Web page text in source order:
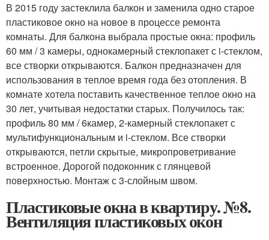
В 2015 году застеклила балкон и заменила одно старое
пластиковое окно на новое в процессе ремонта
комнаты. Для балкона выбрала простые окна: профиль
60 мм / 3 камеры, однокамерный стеклопакет с i-стеклом,
все створки открываются. Балкон предназначен для
использования в теплое время года без отопления. В
комнате хотела поставить качественное теплое окно на
30 лет, учитывая недостатки старых. Получилось так:
профиль 80 мм / 6камер, 2-камерный стеклопакет с
мультифункциональным и i-стеклом. Все створки
открываются, петли скрытые, микропроветривание
встроенное. Дорогой подоконник с глянцевой
поверхностью. Монтаж с 3-слойным швом.
Пластиковые окна в квартиру. №8.
Вентиляция пластиковых окон